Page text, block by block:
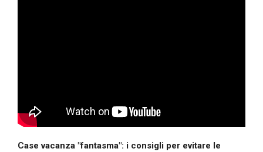
Case vacanza "fantasma": i consigli per evitare le